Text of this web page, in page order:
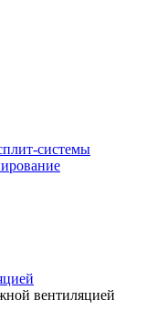
системы
вентиляцией